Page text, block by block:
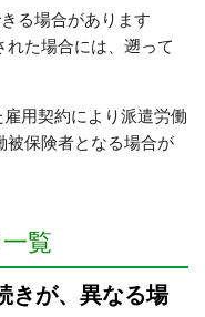
る場合があります
た場合には、遡って
用契約により派遣労働
被保険者となる場合が
覧
きが、異なる場